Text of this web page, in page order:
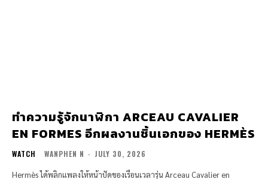
ทำความรู้จักนาฬิกา ARCEAU CAVALIER
EN FORMES อีกผลงานชิ้นเอกของ HERMÈS
WATCH WANPHEN N - JULY 30, 2026
Hermès ได้พลิกแพลงให้หน้าปัดของเรือนเวลารุ่น Arceau Cavalier en